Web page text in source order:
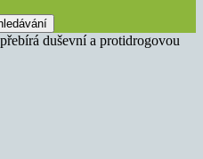
duševní a protidrogovou